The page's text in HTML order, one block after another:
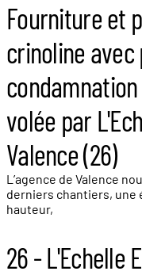
Fourniture et
crinoline avec
volée par
Valence (26)
L’agence de Valence
derniers chantiers, une
hauteur,
26 - L'Echelle